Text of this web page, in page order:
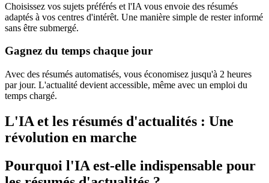
Choisissez vos sujets préférés et l'IA vous envoie des résumés
adaptés à vos centres d'intérêt. Une manière simple de rester informé
sans être submergé.
Gagnez du temps chaque jour
Avec des résumés automatisés, vous économisez jusqu'à 2 heures
par jour. L'actualité devient accessible, même avec un emploi du
temps chargé.
L'IA et les résumés d'actualités : Une
révolution en marche
Pourquoi l'IA est-elle indispensable pour